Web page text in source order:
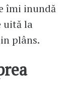
îmi inundă
uită la
plâns.